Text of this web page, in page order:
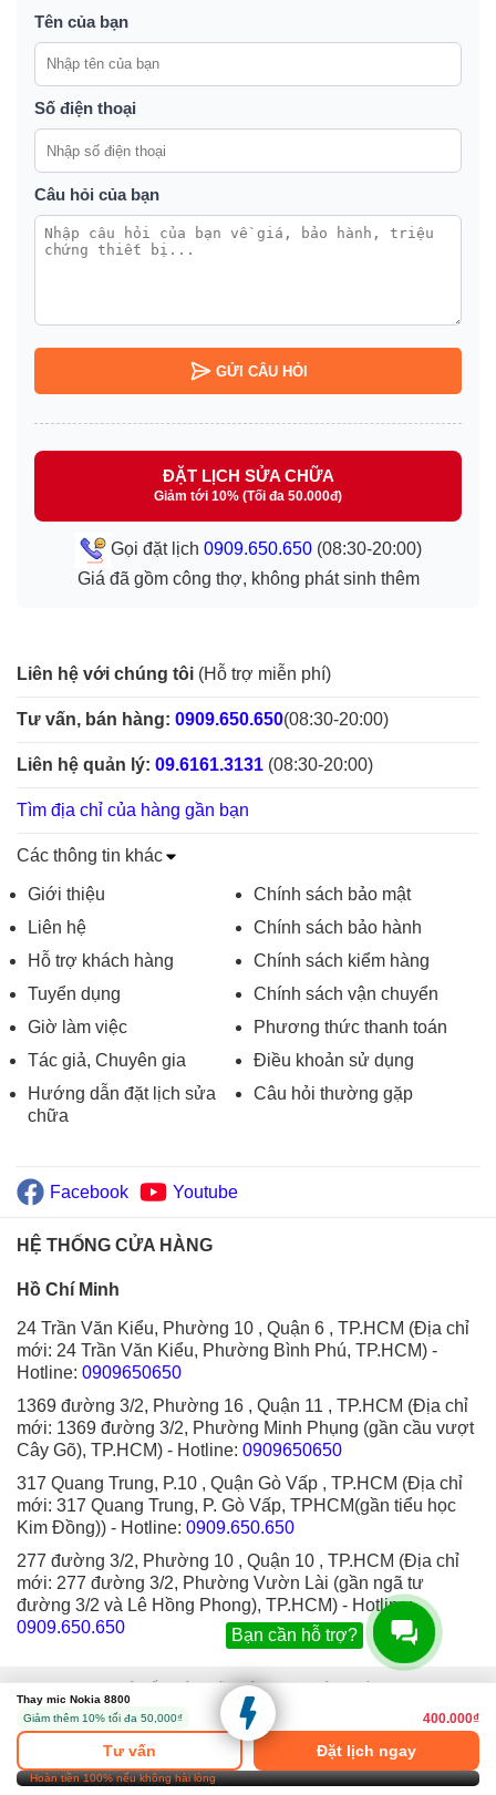
Tên của bạn
Số điện thoại
Câu hỏi của bạn
GỬI CÂU HỎI
ĐẶT LỊCH SỬA CHỮA
Giảm tới 10% (Tối đa 50.000đ)
Gọi đặt lịch 0909.650.650(08:30-20:00)
Giá đã gồm công thợ, không phát sinh thêm
Liên hệ với chúng tôi (Hỗ trợ miễn phí)
Tư vấn, bán hàng: 0909.650.650(08:30-20:00)
Liên hệ quản lý: 09.6161.3131 (08:30-20:00)
Tìm địa chỉ của hàng gần bạn
Các thông tin khác
Giới thiệu
Liên hệ
Hỗ trợ khách hàng
Tuyển dụng
Giờ làm việc
Tác giả, Chuyên gia
Hướng dẫn đặt lịch sửa
chữa
Chính sách bảo mật
Chính sách bảo hành
Chính sách kiểm hàng
Chính sách vận chuyển
Phương thức thanh toán
Điều khoản sử dụng
Câu hỏi thường gặp
Facebook Youtube
HỆ THỐNG CỬA HÀNG
Hồ Chí Minh
24 Trần Văn Kiểu, Phường 10 , Quận 6 , TP.HCM (Địa chỉ
mới: 24 Trần Văn Kiểu, Phường Bình Phú, TP.HCM) -
Hotline: 0909650650
1369 đường 3/2, Phường 16 , Quận 11 , TP.HCM (Địa chỉ
mới: 1369 đường 3/2, Phường Minh Phụng (gần cầu vượt
Cây Gõ), TP.HCM) - Hotline: 0909650650
317 Quang Trung, P.10 , Quận Gò Vấp , TP.HCM (Địa chỉ
mới: 317 Quang Trung, P. Gò Vấp, TPHCM(gần tiểu học
Kim Đồng)) - Hotline: 0909.650.650
277 đường 3/2, Phường 10 , Quận 10 , TP.HCM (Địa chỉ
mới: 277 đường 3/2, Phường Vườn Lài (gần ngã tư
đường 3/2 và Lê Hồng Phong), TP.HCM) - Hotline:
0909.650.650
© 2006 - 2025 - Hệ thống sửa chữa điện thoại di động Thành Trung Mobile.
Designed by Sudo.
Thay mic Nokia 8800
Giảm thêm 10% tối đa 50,000₫
400.000₫
Tư vấn Đặt lịch ngay
Hoàn tiền 100% nếu không hài lòng
Bạn cần hỗ trợ?